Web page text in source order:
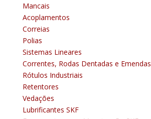
Mancais
Acoplamentos
Correias
Polias
Sistemas Lineares
Correntes, Rodas Dentadas e Emendas
Rótulos Industriais
Retentores
Vedações
Lubrificantes SKF